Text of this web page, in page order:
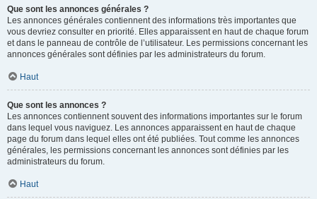
Que sont les annonces générales ?
Les annonces générales contiennent des informations très importantes que
vous devriez consulter en priorité. Elles apparaissent en haut de chaque forum
et dans le panneau de contrôle de l’utilisateur. Les permissions concernant les
annonces générales sont définies par les administrateurs du forum.
Haut
Que sont les annonces ?
Les annonces contiennent souvent des informations importantes sur le forum
dans lequel vous naviguez. Les annonces apparaissent en haut de chaque
page du forum dans lequel elles ont été publiées. Tout comme les annonces
générales, les permissions concernant les annonces sont définies par les
administrateurs du forum.
Haut